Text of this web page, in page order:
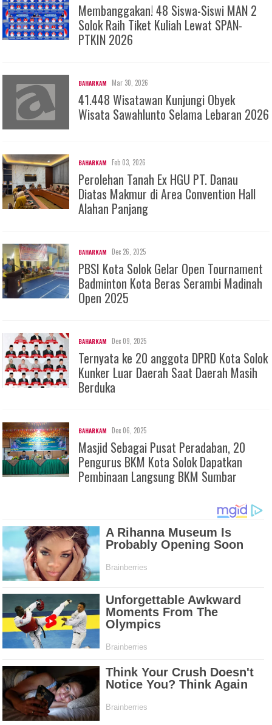
Membanggakan! 48 Siswa-Siswi MAN 2
Solok Raih Tiket Kuliah Lewat SPAN-
PTKIN 2026
BAHARKAM Mar 30, 2026
41.448 Wisatawan Kunjungi Obyek
Wisata Sawahlunto Selama Lebaran 2026
BAHARKAM Feb 03, 2026
Perolehan Tanah Ex HGU PT. Danau
Diatas Makmur di Area Convention Hall
Alahan Panjang
BAHARKAM Dec 26, 2025
PBSI Kota Solok Gelar Open Tournament
Badminton Kota Beras Serambi Madinah
Open 2025
BAHARKAM Dec 09, 2025
Ternyata ke 20 anggota DPRD Kota Solok
Kunker Luar Daerah Saat Daerah Masih
Berduka
BAHARKAM Dec 06, 2025
Masjid Sebagai Pusat Peradaban, 20
Pengurus BKM Kota Solok Dapatkan
Pembinaan Langsung BKM Sumbar